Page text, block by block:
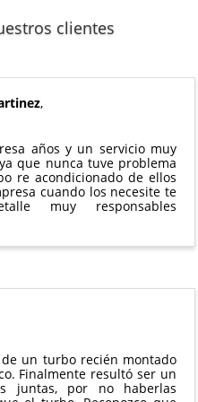
el destino y la
a continuación).
acondicionado.
con la legislación
fecha de entrega.
sido montado ni
clientes
,
años y un servicio muy
que nunca tuve problema
re acondicionado de ellos
cuando los necesite te
muy responsables
un turbo recién montado
Finalmente resultó ser un
juntas, por no haberlas